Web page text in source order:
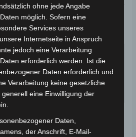
4001A-00 Kategorie: VB7
sicherer Checkout
Versand
innerhalb 24 Stunden*
ohne jede Angabe
möglich. Sofern eine
Services unseres
Internetseite in Anspruch
jedoch eine Verarbeitung
erforderlich werden. Ist die
Daten erforderlich und
Verarbeitung keine gesetzliche
eine Einwilligung der
Daten,
der Anschrift, E-Mail-